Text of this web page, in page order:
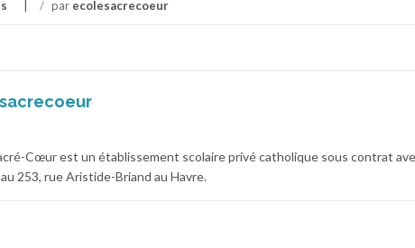
/ par ecolesacrecoeur
Cœur est un établissement scolaire privé catholique sous contrat
253, rue Aristide-Briand au Havre.